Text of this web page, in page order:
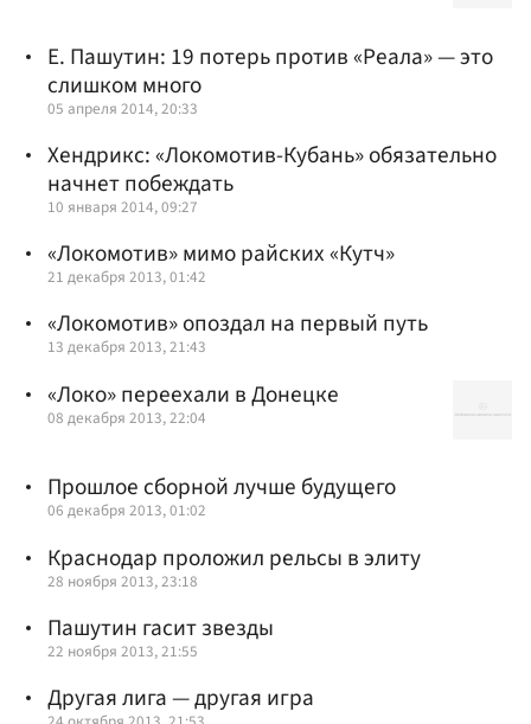
Е. Пашутин: 19 потерь против «Реала» — это
слишком много
05 апреля 2014, 20:33
Хендрикс: «Локомотив-Кубань» обязательно
начнет побеждать
10 января 2014, 09:27
«Локомотив» мимо райских «Кутч»
21 декабря 2013, 01:42
«Локомотив» опоздал на первый путь
13 декабря 2013, 21:43
«Локо» переехали в Донецке
08 декабря 2013, 22:04
Прошлое сборной лучше будущего
06 декабря 2013, 01:02
Краснодар проложил рельсы в элиту
28 ноября 2013, 23:18
Пашутин гасит звезды
22 ноября 2013, 21:55
Другая лига — другая игра